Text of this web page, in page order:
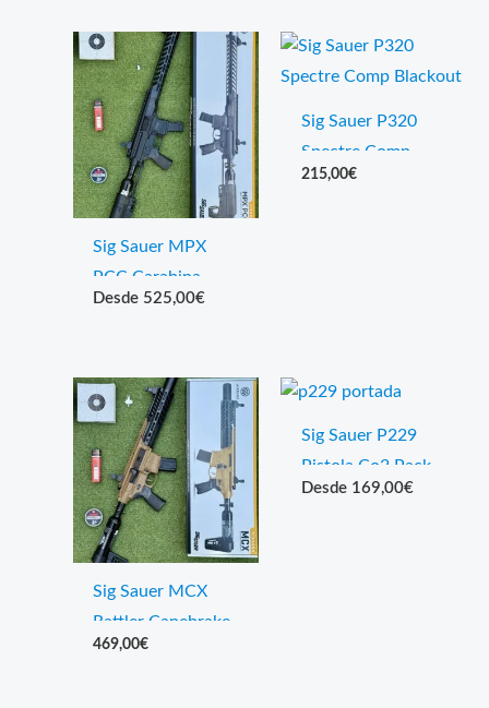
Sig Sauer MPX
PCC Carabina
PCP
525,00€
Sig Sauer P320
Spectre Comp
Blackout
215,00€
Sig Sauer MCX
Rattler Canebrake
PCP
469,00€
Sig Sauer P229
Pistola Co2 Pack
169,00€